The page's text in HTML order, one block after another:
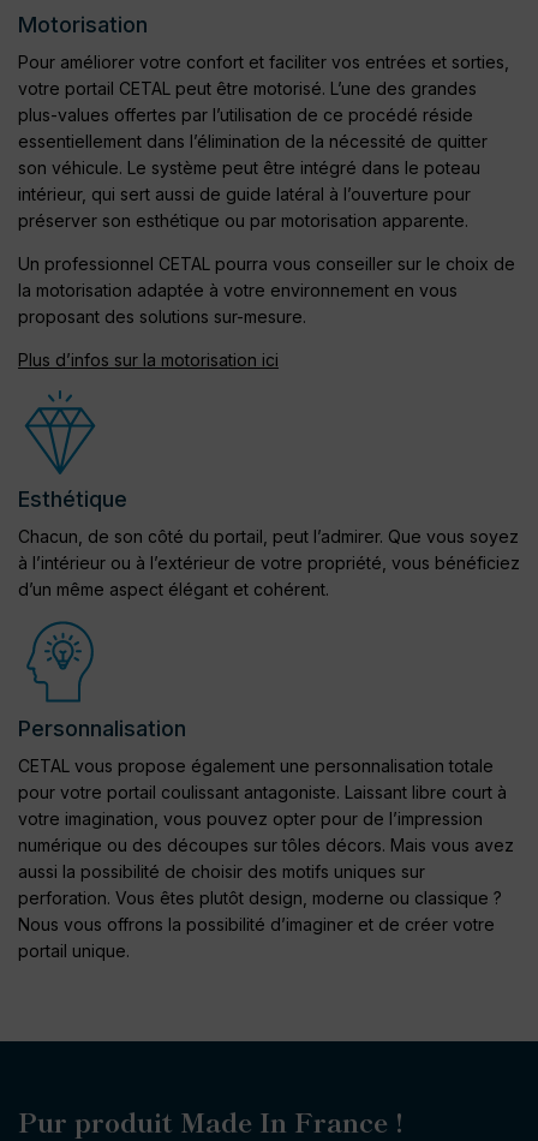
Motorisation
Pour améliorer votre confort et faciliter vos entrées et sorties,
votre portail CETAL peut être motorisé. L’une des grandes
plus-values offertes par l’utilisation de ce procédé réside
essentiellement dans l’élimination de la nécessité de quitter
son véhicule. Le système peut être intégré dans le poteau
intérieur, qui sert aussi de guide latéral à l’ouverture pour
préserver son esthétique ou par motorisation apparente.
Un professionnel CETAL pourra vous conseiller sur le choix de
la motorisation adaptée à votre environnement en vous
proposant des solutions sur-mesure.
Plus d’infos sur la motorisation ici
Esthétique
Chacun, de son côté du portail, peut l’admirer. Que vous soyez
à l’intérieur ou à l’extérieur de votre propriété, vous bénéficiez
d’un même aspect élégant et cohérent.
Personnalisation
CETAL vous propose également une personnalisation totale
pour votre portail coulissant antagoniste. Laissant libre court à
votre imagination, vous pouvez opter pour de l’impression
numérique ou des découpes sur tôles décors. Mais vous avez
aussi la possibilité de choisir des motifs uniques sur
perforation. Vous êtes plutôt design, moderne ou classique ?
Nous vous offrons la possibilité d’imaginer et de créer votre
portail unique.
Pur produit Made In France !